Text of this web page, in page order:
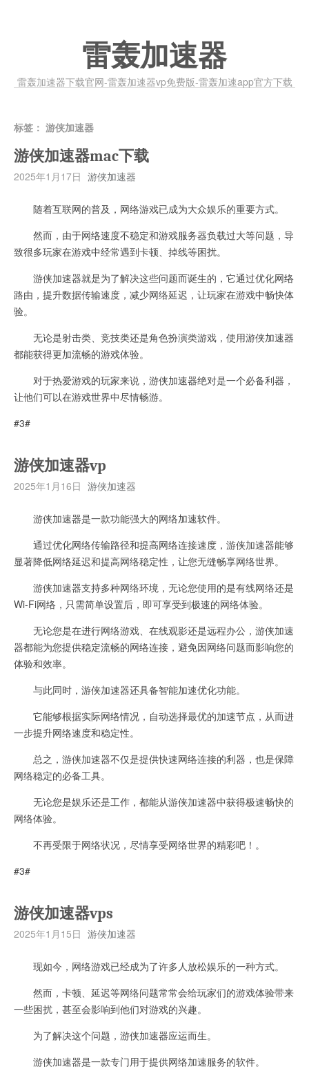
雷轰加速器
雷轰加速器下载官网-雷轰加速器vp免费版-雷轰加速app官方下载
标签： 游侠加速器
游侠加速器mac下载
2025年1月17日 游侠加速器
随着互联网的普及，网络游戏已成为大众娱乐的重要方式。
然而，由于网络速度不稳定和游戏服务器负载过大等问题，导
致很多玩家在游戏中经常遇到卡顿、掉线等困扰。
游侠加速器就是为了解决这些问题而诞生的，它通过优化网络
路由，提升数据传输速度，减少网络延迟，让玩家在游戏中畅快体
验。
无论是射击类、竞技类还是角色扮演类游戏，使用游侠加速器
都能获得更加流畅的游戏体验。
对于热爱游戏的玩家来说，游侠加速器绝对是一个必备利器，
让他们可以在游戏世界中尽情畅游。
#3#
游侠加速器vp
2025年1月16日 游侠加速器
游侠加速器是一款功能强大的网络加速软件。
通过优化网络传输路径和提高网络连接速度，游侠加速器能够
显著降低网络延迟和提高网络稳定性，让您无缝畅享网络世界。
游侠加速器支持多种网络环境，无论您使用的是有线网络还是
Wi-Fi网络，只需简单设置后，即可享受到极速的网络体验。
无论您是在进行网络游戏、在线观影还是远程办公，游侠加速
器都能为您提供稳定流畅的网络连接，避免因网络问题而影响您的
体验和效率。
与此同时，游侠加速器还具备智能加速优化功能。
它能够根据实际网络情况，自动选择最优的加速节点，从而进
一步提升网络速度和稳定性。
总之，游侠加速器不仅是提供快速网络连接的利器，也是保障
网络稳定的必备工具。
无论您是娱乐还是工作，都能从游侠加速器中获得极速畅快的
网络体验。
不再受限于网络状况，尽情享受网络世界的精彩吧！。
#3#
游侠加速器vps
2025年1月15日 游侠加速器
现如今，网络游戏已经成为了许多人放松娱乐的一种方式。
然而，卡顿、延迟等网络问题常常会给玩家们的游戏体验带来
一些困扰，甚至会影响到他们对游戏的兴趣。
为了解决这个问题，游侠加速器应运而生。
游侠加速器是一款专门用于提供网络加速服务的软件。